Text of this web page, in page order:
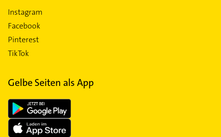
Instagram
Facebook
Pinterest
TikTok
Gelbe Seiten als App